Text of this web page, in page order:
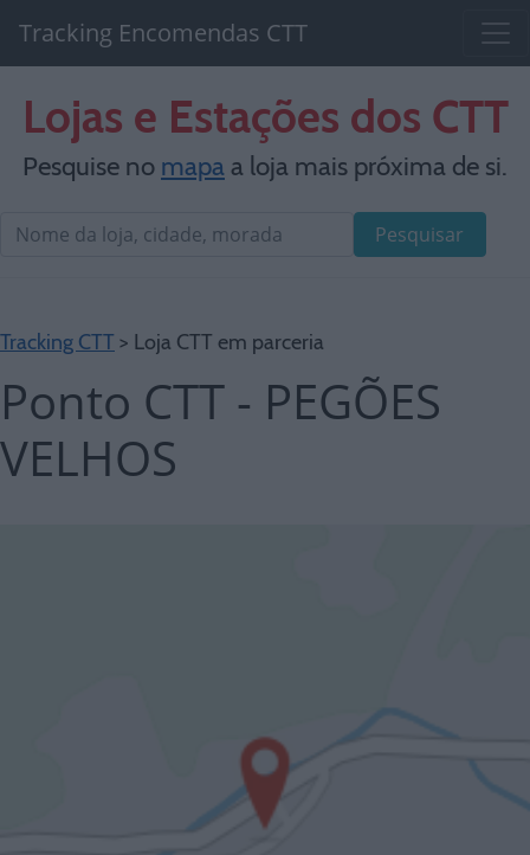
Tracking Encomendas CTT
Lojas e Estações dos CTT
Pesquise no mapaa loja mais próxima de si.
Pesquisar
Tracking CTT > Loja CTT em parceria
Ponto CTT - PEGÕES
VELHOS